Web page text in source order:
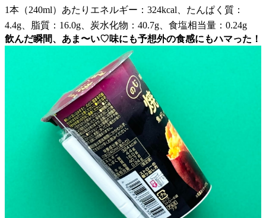
1本（240ml）あたりエネルギー：324kcal、たんぱく質：
4.4g、脂質：16.0g、炭水化物：40.7g、食塩相当量：0.24g
飲んだ瞬間、あま〜い♡味にも予想外の食感にもハマった！